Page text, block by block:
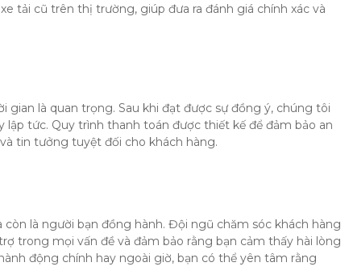
tải cũ trên thị trường, giúp đưa ra đánh giá chính xác và
gian là quan trọng. Sau khi đạt được sự đồng ý, chúng tôi
lập tức. Quy trình thanh toán được thiết kế để đảm bảo an
tin tưởng tuyệt đối cho khách hàng.
là người bạn đồng hành. Đội ngũ chăm sóc khách hàng
trong mọi vấn đề và đảm bảo rằng bạn cảm thấy hài lòng
động chính hay ngoài giờ, bạn có thể yên tâm rằng